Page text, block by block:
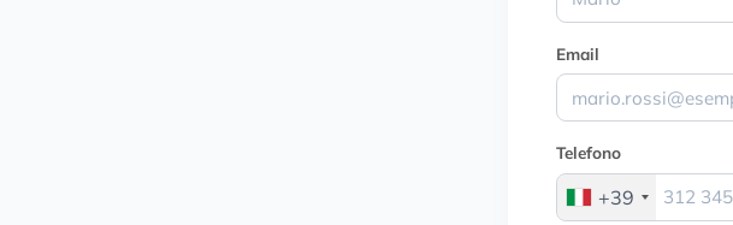
Email
Telefono
+39